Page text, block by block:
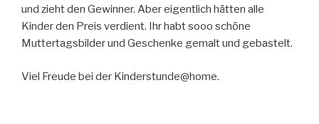
und zieht den Gewinner. Aber eigentlich hätten alle
Kinder den Preis verdient. Ihr habt sooo schöne
Muttertagsbilder und Geschenke gemalt und gebastelt.
Viel Freude bei der Kinderstunde@home.